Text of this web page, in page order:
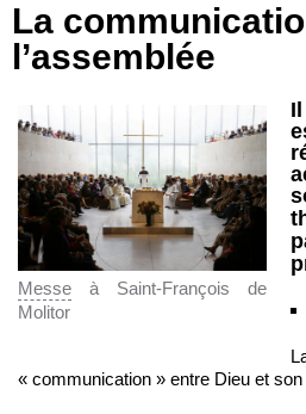
La
l’assemblée
Messe à Saint-François de
Molitor
« communication » entre Dieu et son